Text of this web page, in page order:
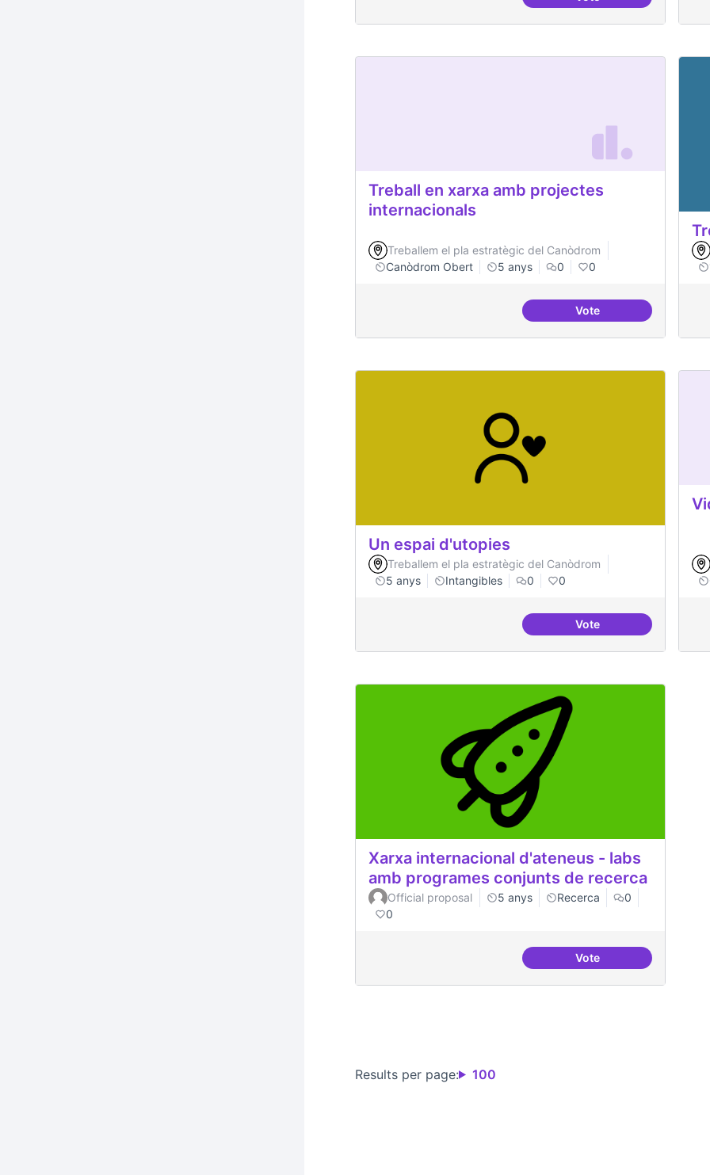
Treball en xarxa amb projectes
internacionals
Treballem el pla estratègic del Canòdrom
Canòdrom Obert
5 anys 0 0
VoteTreball en xarxa amb
Un espai d'utopies
Treballem el pla estratègic del Canòdrom
5 anys
Intangibles 0 0
VoteUn espai d'utopies
Xarxa internacional d'ateneus - labs
amb programes conjunts de recerca
Official proposal 5 anys Recerca
0
0
VoteXarxa internacional
Results per page: 100